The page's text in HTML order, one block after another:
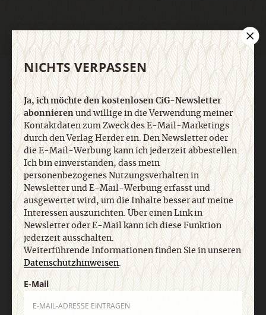
AGB und Widerrufsbelehrung Datenschutz
Barrierefreiheit
Impressum
Vertrag widerrufen Abo online kündigen
Nach oben
NICHTS VERPASSEN
Ja, ich möchte den kostenlosen CiG-Newsletter
abonnierenund willige in die Verwendung meiner
Kontaktdaten zum Zweck des E-Mail-Marketings
durch den Verlag Herder ein. Den Newsletter oder
die E-Mail-Werbung kann ich jederzeit abbestellen.
Ich bin einverstanden, dass mein
personenbezogenes Nutzungsverhalten in
Newsletter und E-Mail-Werbung erfasst und
ausgewertet wird, um die Inhalte besser auf meine
Interessen auszurichten. Über einen Link in
Newsletter oder E-Mail kann ich diese Funktion
jederzeit ausschalten.
Weiterführende Informationen finden Sie in unseren
Datenschutzhinweisen.
E-Mail